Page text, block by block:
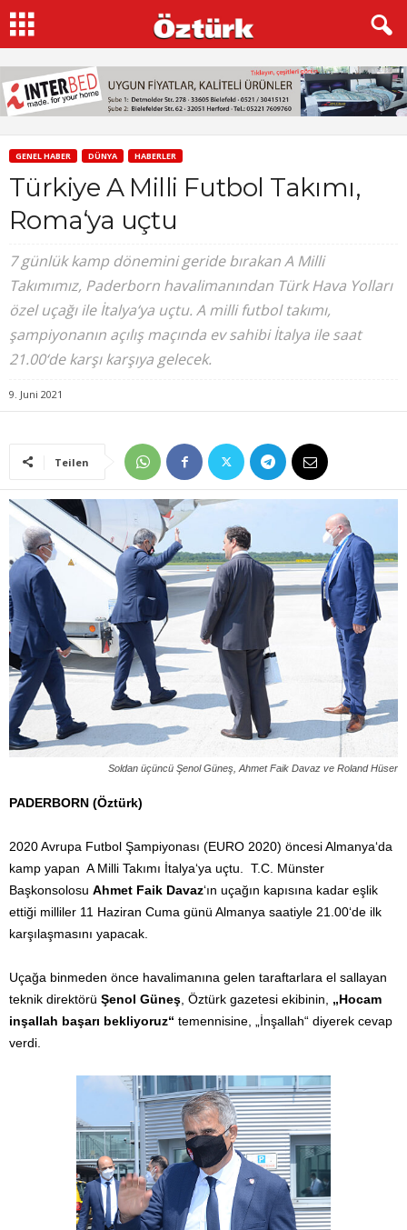
GENEL HABER DÜNYA HABERLER
Türkiye A Milli Futbol Takımı,
Roma‘ya uçtu
7 günlük kamp dönemini geride bırakan A Milli
Takımımız, Paderborn havalimanından Türk Hava Yolları
özel uçağı ile İtalya‘ya uçtu. A milli futbol takımı,
şampiyonanın açılış maçında ev sahibi İtalya ile saat
21.00‘de karşı karşıya gelecek.
9. Juni 2021
Teilen
Soldan üçüncü Şenol Güneş, Ahmet Faik Davaz ve Roland Hüser
PADERBORN (Öztürk)
2020 Avrupa Futbol Şampiyonası (EURO 2020) öncesi Almanya‘da
kamp yapan A Milli Takımı İtalya‘ya uçtu. T.C. Münster
Başkonsolosu Ahmet Faik Davaz‘ın uçağın kapısına kadar eşlik
ettiği milliler 11 Haziran Cuma günü Almanya saatiyle 21.00‘de ilk
karşılaşmasını yapacak.
Uçağa binmeden önce havalimanına gelen taraftarlara el sallayan
teknik direktörü Şenol Güneş , Öztürk gazetesi ekibinin,
„Hocam
inşallah başarı bekliyoruz“ temennisine, „İnşallah“ diyerek cevap
verdi.